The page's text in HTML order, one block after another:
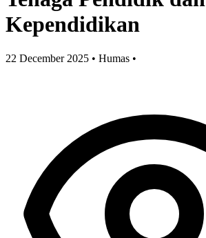
Kependidikan
22 December 2025 • Humas •